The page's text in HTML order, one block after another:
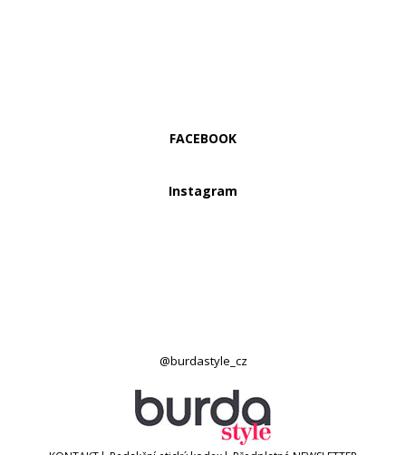
FACEBOOK
Instagram
@burdastyle_cz